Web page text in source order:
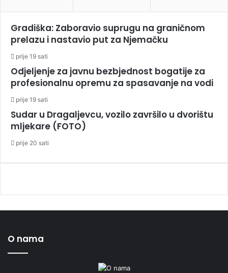
Gradiška: Zaboravio suprugu na graničnom
prelazu i nastavio put za Njemačku
prije 19 sati
Odjeljenje za javnu bezbjednost bogatije za
profesionalnu opremu za spasavanje na vodi
prije 19 sati
Sudar u Dragaljevcu, vozilo završilo u dvorištu
mljekare (FOTO)
prije 20 sati
O nama